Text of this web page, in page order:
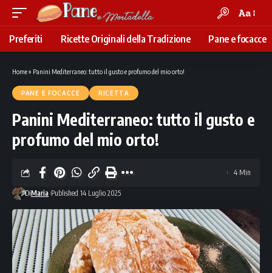
Font
Resizer
Aa
Preferiti Ricette Originali della Tradizione Pane e focacce
Home» Panini Mediterraneo: tutto il gusto e profumo del mio orto!
PANE E FOCACCE RICETTA
Panini Mediterraneo: tutto il gusto e
profumo del mio orto!
DiMaria Published 14 Luglio 2025
4 Min